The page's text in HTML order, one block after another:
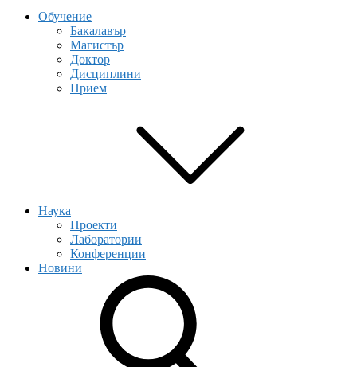
Обучение
Бакалавър
Магистър
Доктор
Дисциплини
Прием
Наука
Проекти
Лаборатории
Конференции
Новини